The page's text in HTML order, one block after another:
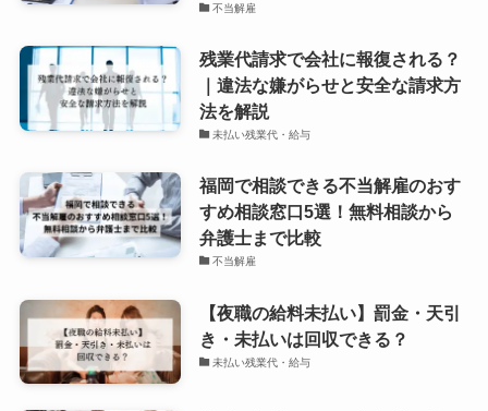
不当解雇
残業代請求で会社に報復される？
｜違法な嫌がらせと安全な請求方
法を解説
未払い残業代・給与
福岡で相談できる不当解雇のおす
すめ相談窓口5選！無料相談から
弁護士まで比較
不当解雇
【夜職の給料未払い】罰金・天引
き・未払いは回収できる？
未払い残業代・給与